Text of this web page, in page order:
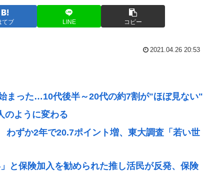
てブ LINE コピー
2021.04.26 20:53
まった…10代後半～20代の約7割が"ほぼ見ない"
のように変わる
ずか2年で20.7ポイント増、東大調査「若い世
と保険加入を勧められた推し活民が反発、保険